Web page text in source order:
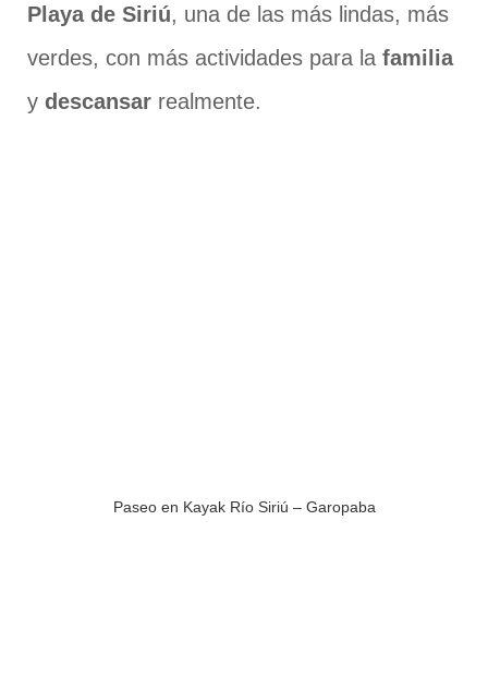
Playa de Siriú, una de las más lindas, más
verdes, con más actividades para la familia
y descansar realmente.
Paseo en Kayak Río Siriú – Garopaba